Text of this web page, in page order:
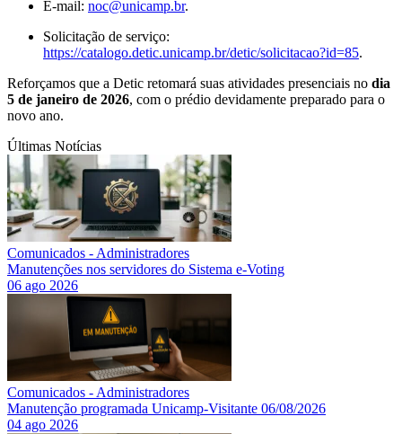
E-mail: noc@unicamp.br.
Solicitação de serviço:
https://catalogo.detic.unicamp.br/detic/solicitacao?id=85.
Reforçamos que a Detic retomará suas atividades presenciais no dia
5 de janeiro de 2026, com o prédio devidamente preparado para o
novo ano.
Últimas Notícias
Comunicados - Administradores
Manutenções nos servidores do Sistema e-Voting
06 ago 2026
Comunicados - Administradores
Manutenção programada Unicamp-Visitante 06/08/2026
04 ago 2026